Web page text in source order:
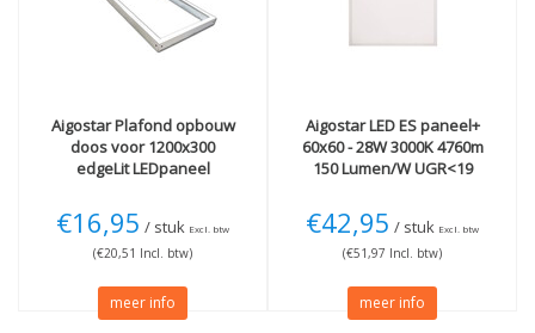
AigostarPlafond opbouw
doos voor 1200x300
edgeLit LEDpaneel
€16,95 / stuk Excl. btw
(€20,51 Incl. btw)
meer info
AigostarLED ES paneel+
60x60 - 28W 3000K 4760m
150 Lumen/W UGR<19
€42,95 / stuk Excl. btw
(€51,97 Incl. btw)
meer info